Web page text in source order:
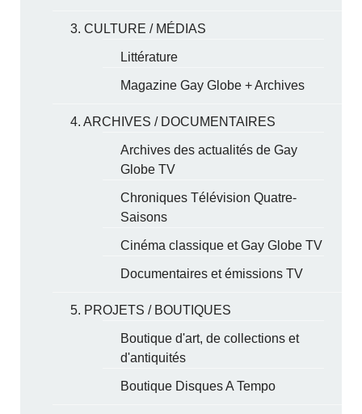
3. CULTURE / MÉDIAS
Littérature
Magazine Gay Globe + Archives
4. ARCHIVES / DOCUMENTAIRES
Archives des actualités de Gay
Globe TV
Chroniques Télévision Quatre-
Saisons
Cinéma classique et Gay Globe TV
Documentaires et émissions TV
5. PROJETS / BOUTIQUES
Boutique d'art, de collections et
d'antiquités
Boutique Disques A Tempo